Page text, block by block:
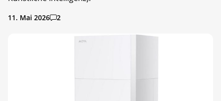
11. Mai 2026 2